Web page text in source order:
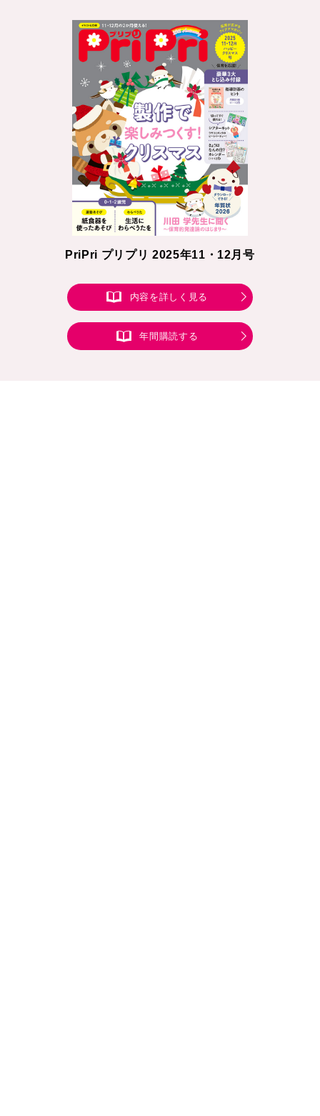
PriPri プリプリ 2025年11・12月号
内容を詳しく見る
年間購読する